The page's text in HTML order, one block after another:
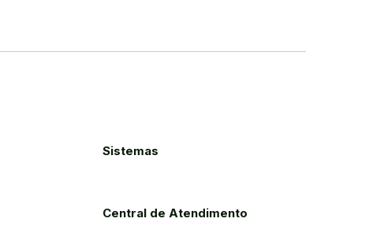
Sistemas
Central de Atendimento